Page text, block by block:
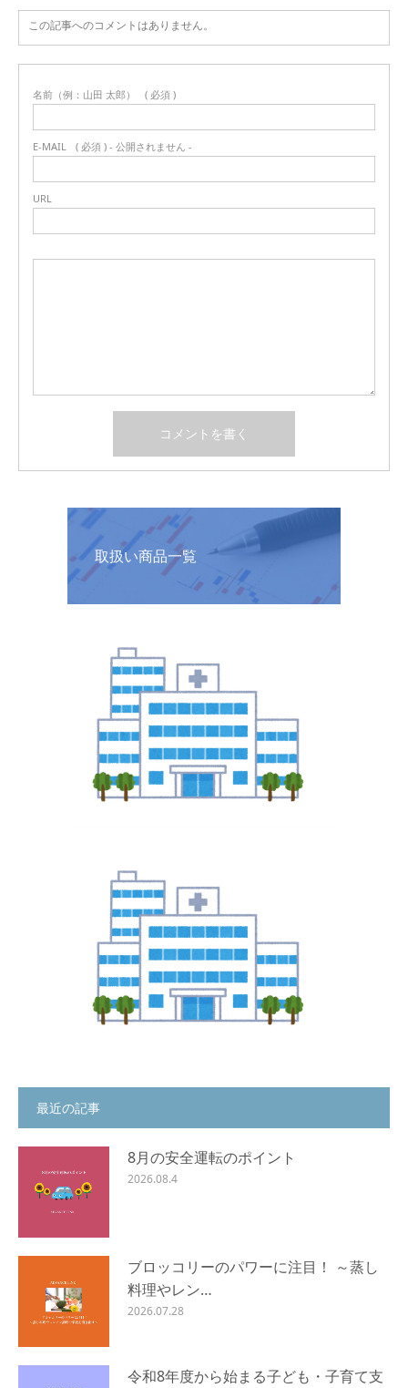
この記事へのコメントはありません。
名前（例：山田 太郎） ( 必須 )
E-MAIL ( 必須 ) - 公開されません -
URL
取扱い商品一覧
最近の記事
8月の安全運転のポイント
2026.08.4
ブロッコリーのパワーに注目！ ～蒸し
料理やレン…
2026.07.28
令和8年度から始まる子ども・子育て支